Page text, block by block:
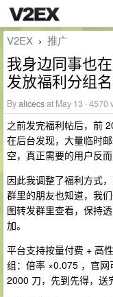
V2EX › 推广
我身边同事也
发放福利分组
Byalicecsat May 13 · 4570
之前发完福利帖后，前
在后台发现，大量临时
空，真正需要的用户反而
因此我调整了福利方式
群里的朋友也知道，我
图转发群里查看，保持
加。
平台支持按量付费 + 高
组：倍率 ×0.075 ，官
2000 刀，先到先得，送